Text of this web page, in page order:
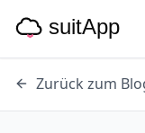
Zurück zum